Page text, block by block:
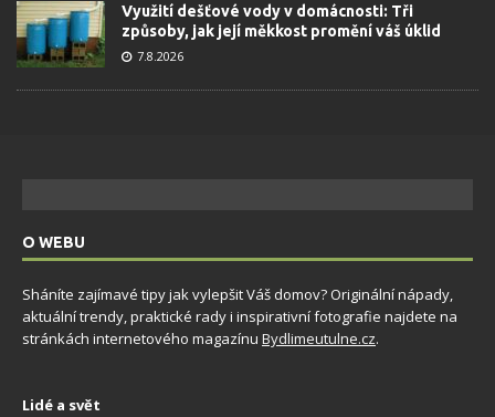
Využití dešťové vody v domácnosti: Tři
způsoby, jak její měkkost promění váš úklid
7.8.2026
O WEBU
Sháníte zajímavé tipy jak vylepšit Váš domov? Originální nápady,
aktuální trendy, praktické rady i inspirativní fotografie najdete na
stránkách internetového magazínu Bydlimeutulne.cz.
Lidé a svět